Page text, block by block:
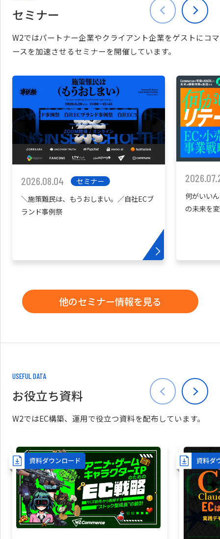
セミナー
W2ではパートナー企業やクライアント企業をゲストにコマ
ースを加速させるセミナーを開催しています。
2026.08.04
セミナー
＼施策難民は、もうおしまい。／自社ECブ
ランド事例祭
何がいい
の未来を
他のセミナー情報を見る
USEFUL DATA
お役立ち資料
W2ではEC構築、運用で役立つ資料を配布しています。